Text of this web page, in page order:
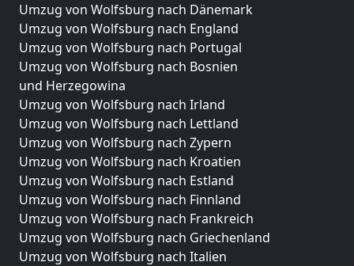
Umzug von Wolfsburg nach Dänemark
Umzug von Wolfsburg nach England
Umzug von Wolfsburg nach Portugal
Umzug von Wolfsburg nach Bosnien
und Herzegowina
Umzug von Wolfsburg nach Irland
Umzug von Wolfsburg nach Lettland
Umzug von Wolfsburg nach Zypern
Umzug von Wolfsburg nach Kroatien
Umzug von Wolfsburg nach Estland
Umzug von Wolfsburg nach Finnland
Umzug von Wolfsburg nach Frankreich
Umzug von Wolfsburg nach Griechenland
Umzug von Wolfsburg nach Italien